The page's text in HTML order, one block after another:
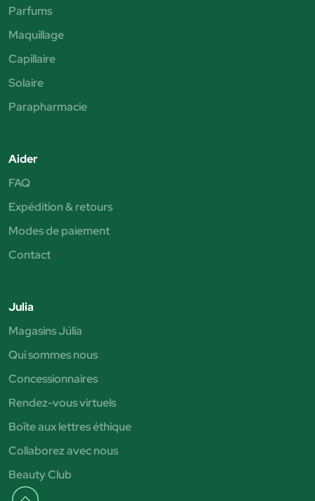
Parfums
Maquillage
Capillaire
Solaire
Parapharmacie
Aider
FAQ
Expédition & retours
Modes de paiement
Contact
Julia
Magasins Júlia
Qui sommes nous
Concessionnaires
Rendez-vous virtuels
Boîte aux lettres éthique
Collaborez avec nous
Beauty Club